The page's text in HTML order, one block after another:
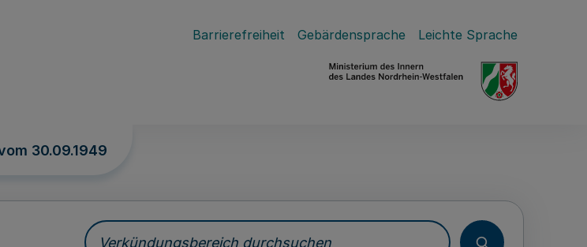
Barrierefreiheit Gebärdensprache Leichte Sprache
30.09.1949